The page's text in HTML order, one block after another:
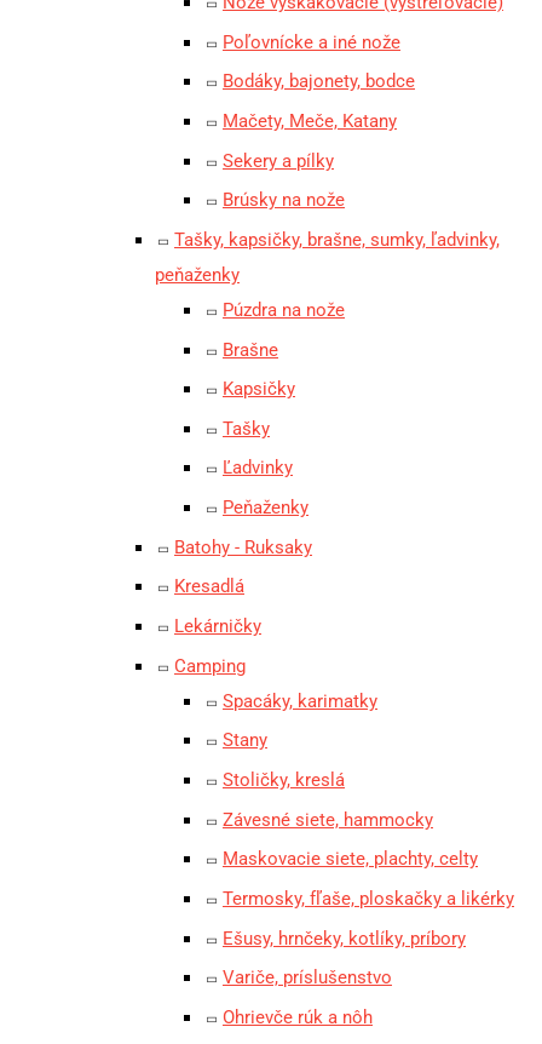
Poľovnícke a iné nože
Bodáky, bajonety, bodce
Mačety, Meče, Katany
Sekery a pílky
Brúsky na nože
Tašky, kapsičky, brašne, sumky, ľadvinky,
peňaženky
Púzdra na nože
Brašne
Kapsičky
Tašky
Ľadvinky
Peňaženky
Batohy - Ruksaky
Kresadlá
Lekárničky
Camping
Spacáky, karimatky
Stany
Stoličky, kreslá
Závesné siete, hammocky
Maskovacie siete, plachty, celty
Termosky, fľaše, ploskačky a likérky
Ešusy, hrnčeky, kotlíky, príbory
Variče, príslušenstvo
Ohrievče rúk a nôh